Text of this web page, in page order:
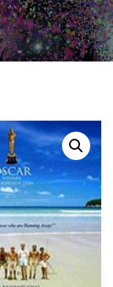
N
E
T
O